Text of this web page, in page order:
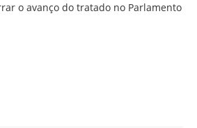
o avanço do tratado no Parlamento